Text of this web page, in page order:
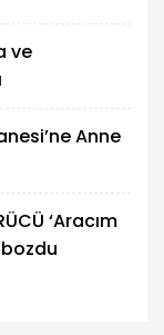
ve
Anne
‘Aracım